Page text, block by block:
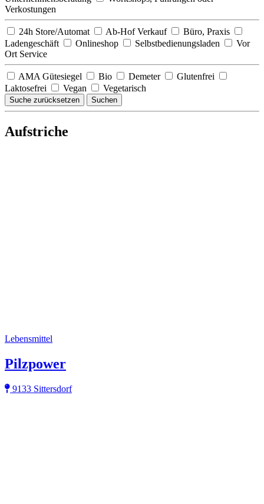
Verkostungen
24h Store/Automat Ab-Hof Verkauf
Büro, Praxis
Ladengeschäft
Onlineshop Selbstbedienungsladen
Vor
Ort Service
AMA Gütesiegel Bio Demeter
Glutenfrei
Laktosefrei
Vegan Vegetarisch
Suche zurücksetzen Suchen
Aufstriche
Lebensmittel
Pilzpower
9133 Sittersdorf